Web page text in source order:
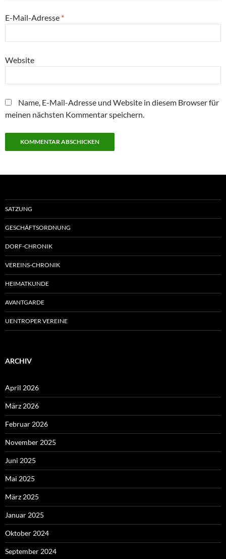
E-Mail-Adresse *
Website
Name, E-Mail-Adresse und Website in diesem Browser für
meinen nächsten Kommentar speichern.
SATZUNG
GESCHÄFTSORDNUNG
DORF-CHRONIK
VEREINS-CHRONIK
HEIMATKUNDE
AVANTGARDE
UENTROPER VEREINE
ARCHIV
April 2026
März 2026
Februar 2026
November 2025
Juni 2025
Mai 2025
März 2025
Januar 2025
Oktober 2024
September 2024